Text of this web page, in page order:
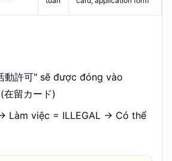
動許可" sẽ được đóng vào
留カード)
Làm việc = ILLEGAL → Có thể